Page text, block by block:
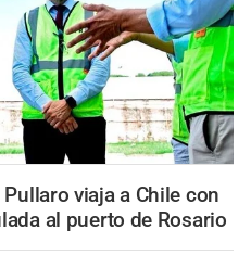
Pullaro viaja a Chile con
al puerto de Rosario